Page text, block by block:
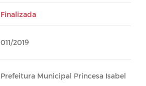
Finalizada
011/2019
Prefeitura Municipal Princesa Isabel